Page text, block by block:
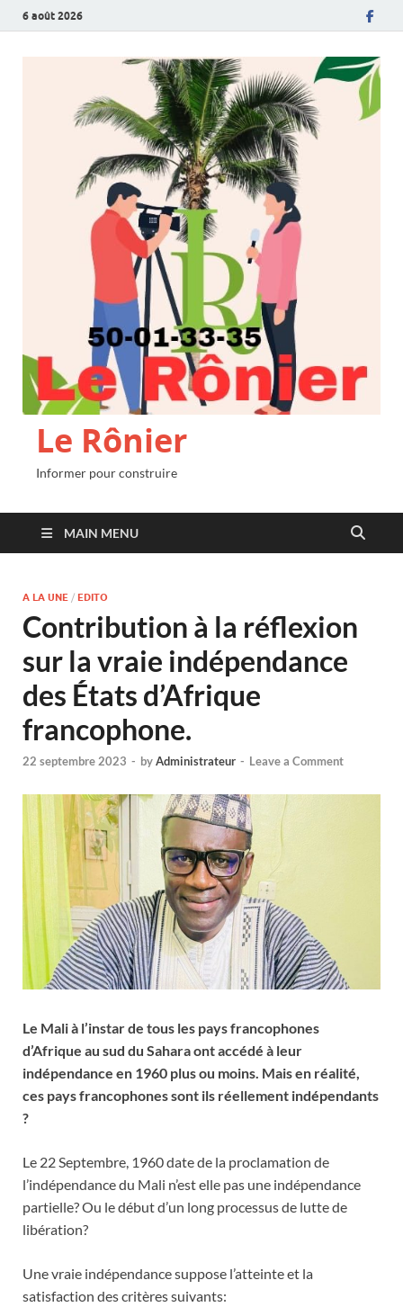
6 août 2026
Le Rônier
Informer pour construire
MAIN MENU
A LA UNE / EDITO
Contribution à la réflexion
sur la vraie indépendance
des États d’Afrique
francophone.
22 septembre 2023 - byAdministrateur - Leave a Comment
Le Mali à l’instar de tous les pays francophones
d’Afrique au sud du Sahara ont accédé à leur
indépendance en 1960 plus ou moins. Mais en réalité,
ces pays francophones sont ils réellement indépendants
?
Le 22 Septembre, 1960 date de la proclamation de
l’indépendance du Mali n’est elle pas une indépendance
partielle? Ou le début d’un long processus de lutte de
libération?
Une vraie indépendance suppose l’atteinte et la
satisfaction des critères suivants: